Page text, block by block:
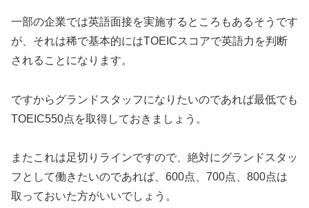
一部の企業では英語面接を実施するところもあるそうです
が、それは稀で基本的にはTOEICスコアで英語力を判断
されることになります。
ですからグランドスタッフになりたいのであれば最低でも
TOEIC550点を取得しておきましょう。
またこれは足切りラインですので、絶対にグランドスタッ
フとして働きたいのであれば、600点、700点、800点は
取っておいた方がいいでしょう。